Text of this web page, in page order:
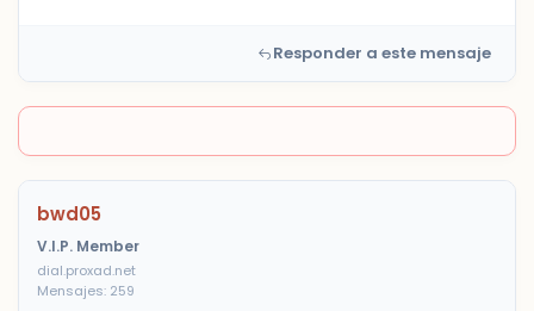
Responder a este mensaje
bwd05
V.I.P. Member
dial.proxad.net
Mensajes: 259